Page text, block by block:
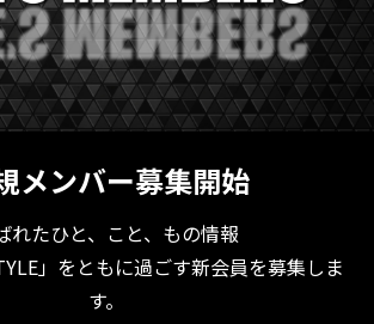
メンバー募集開始
れたひと、こと、もの情報
」をともに過ごす新会員を募集しま
す。